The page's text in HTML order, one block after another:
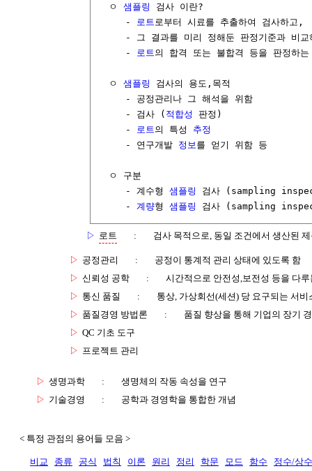
  ㅇ
샘플링
검사 이란?
     -
로트 로부터 시료를 추출하여 검사하고,
- 그 결과를 미리 정해둔 판정기준과 비교
     -
로트 의 합격 또는 불합격 등을 판정하는
  ㅇ
샘플링
검사의 용도,목적
     - 공정관리나 그 해석을 위함
     - 검사 (
적합성
판정)
     -
로트 의 특성 추정
     - 연구개발
정보 를 얻기 위함 등
  ㅇ 구분
     - 계수형
샘플링
검사 (sampling
     -
계량형 샘플링
▷ 로트 : 검사 목적으로, 동일 조건에서 생산된
▷ 공정관리 :
공정이 통계적 관리 상태에 있도록 함
▷ 신뢰성 공학 :
시간적으로 안전성,보전성 등을 다루
▷ 통신 품질 :
통상, 가상회선(세션) 당 요구되는 서비
▷ 품질경영 방법론 :
품질 향상을 통해 기업의 장기
▷ QC 기초 도구
▷ 프로젝트 관리
▷ 생명과학 :
생명체의 작동 속성을 연구
▷ 기술경영 : 공학과 경영학을 통합한 개념
< 특정 관점의 용어들 모음 >
비교 종류 공식 법칙 이론 원리 정리 학문 모드 함수 정수/상수